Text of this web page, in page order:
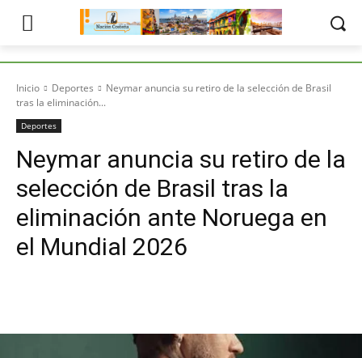
Inicio Deportes
Neymar anuncia su retiro de la selección de Brasil
tras la eliminación...
Deportes
Neymar anuncia su retiro de la
selección de Brasil tras la
eliminación ante Noruega en
el Mundial 2026